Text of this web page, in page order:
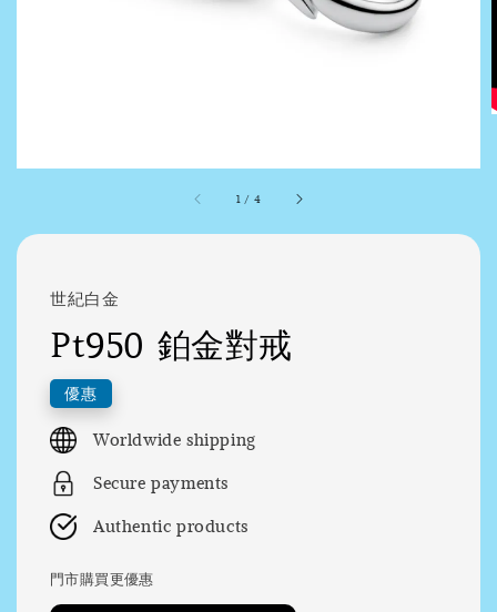
1 / 4
世紀白金
Pt950 鉑金對戒
優惠
Worldwide shipping
Secure payments
Authentic products
門市購買更優惠